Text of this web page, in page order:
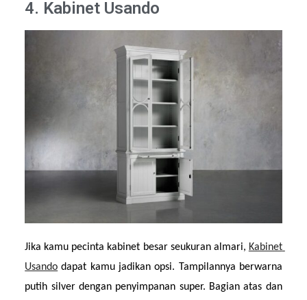
4. Kabinet Usando
Jika kamu pecinta kabinet besar seukuran almari, Kabinet
Usando dapat kamu jadikan opsi. Tampilannya berwarna
putih silver dengan penyimpanan super. Bagian atas dan